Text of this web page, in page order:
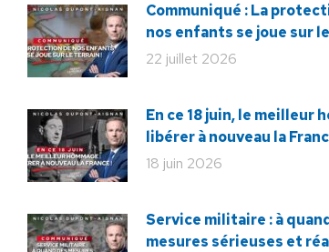
Communiqué : La
nos enfants se joue sur
22 juillet 2026
En ce 18 juin, le meilleur
libérer à nouveau la
18 juin 2026
Service militaire : à
mesures sérieuses et